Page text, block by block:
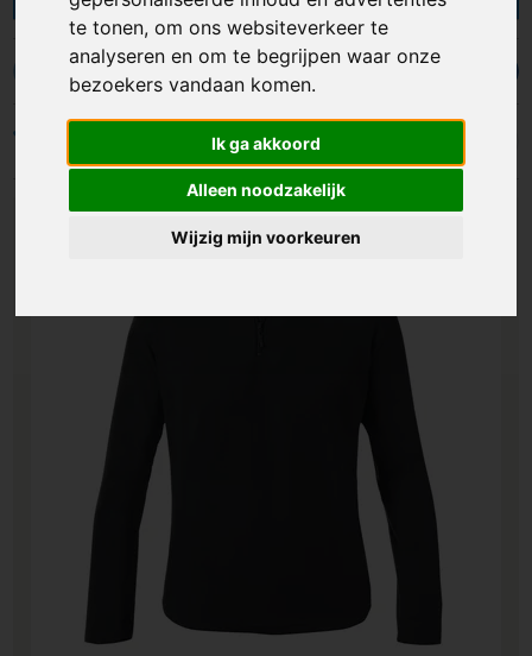
te tonen, om ons websiteverkeer te
analyseren en om te begrijpen waar onze
bezoekers vandaan komen.
Ik ga akkoord
Alleen noodzakelijk
Wijzig mijn voorkeuren
in dezelfde outfits lopen voor een extra
eenheidsgevoel. Het is allemaal mogelijk bij
Lavista, want jouw textiel kan je voorzien met
een ontwerp naar keuze. Ontdek ons aanbod
direct.
T-shirts Kinderkleding